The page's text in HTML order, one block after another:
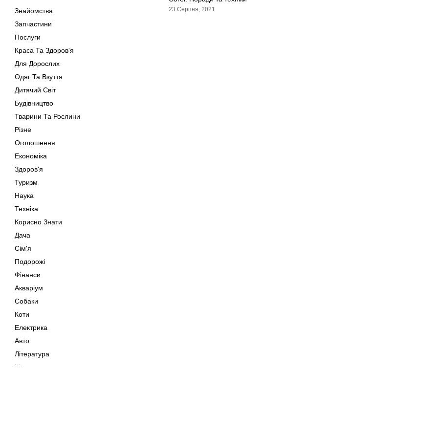
Знайомства
Запчастини
Послуги
Краса Та Здоров'я
Для Дорослих
Одяг Та Взуття
Дитячий Світ
Будівництво
Тварини Та Рослини
Різне
Оголошення
Економіка
Здоров'я
Туризм
Наука
Техніка
Корисно Знати
Дача
Сім'я
Подорожі
Фінанси
Акваріум
Собаки
Коти
Електрика
Авто
Література
Музика
23 Серпня, 2021